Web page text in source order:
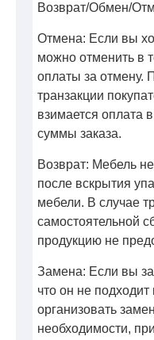
Возврат/Обмен/
Отмена: Если вы
можно отменить в
оплаты за отмену.
транзакции
взимается оплата
суммы заказа.
Возврат: Мебель
после вскрытия
мебели. В случае
самостоятельной
продукцию не
Замена: Если вы
что он не
организовать
необходимости,